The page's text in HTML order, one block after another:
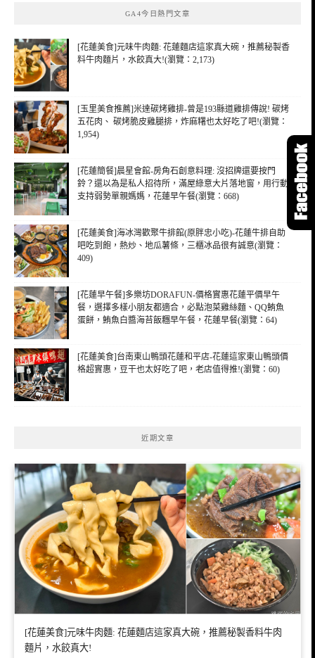
GA4今日熱門文章
[花蓮美食]元味牛肉麵: 花蓮麵店這家真大碗，推薦秘製香
料牛肉麵片，水餃真大!(瀏覽：2,173)
[玉里美食推薦]米達碳烤雞排-曾是193縣道雞排傳說! 碳烤
五花肉、 碳烤脆皮雞腿排，炸麻糬也太好吃了吧!(瀏覽：
1,954)
[花蓮簡餐]晨星會館-房角石創意料理: 沒招牌還要按門
鈴？還以為是私人招待所，滿屋綠意大片落地窗，用行動
支持弱勢單親媽媽，花蓮早午餐(瀏覽：668)
[花蓮美食]海冰灣歡聚牛排館(原胖忠小吃)-花蓮牛排自助
吧吃到飽，熱炒、地瓜薯條，三櫃冰品很有誠意(瀏覽：
409)
[花蓮早午餐]多樂坊DORAFUN-價格實惠花蓮平價早午
餐，選擇多樣小朋友都適合，必點泡菜雞絲麵、QQ鮪魚
蛋餅，鮪魚白醬海苔飯糰早午餐，花蓮早餐(瀏覽：64)
[花蓮美食]台南東山鴨頭花蓮和平店-花蓮這家東山鴨頭價
格超實惠，豆干也太好吃了吧，老店值得推!(瀏覽：60)
近期文章
[花蓮美食]元味牛肉麵: 花蓮麵店這家真大碗，推薦秘製香料牛肉
麵片，水餃真大!